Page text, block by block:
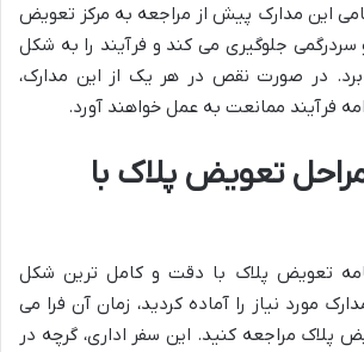
این مدارک پیش از مراجعه به مرکز تعویض
سردرگمی جلوگیری می کند و فرآیند را به شکل
در صورت نقص در هر یک از این مدارک،
فرآیند ممانعت به عمل خواهند آورد.
تعویض پلاک با
تعویض پلاک با دقت و کامل ترین شکل
مورد نیاز را آماده کردید، زمان آن فرا می
پلاک مراجعه کنید. این سفر اداری، گرچه در